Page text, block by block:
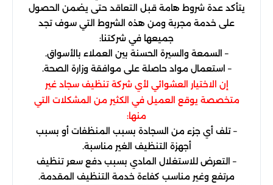
يتأكد عدة شروط هامة قبل التعاقد حتى يضمن الحصول
على خدمة مجربة ومن هذه الشروط التي سوف تجد
جميعها في شركتنا:
– السمعة والسيرة الحسنة بين العملاء بالأسواق.
– استعمال مواد حاصلة على موافقة وزارة الصحة.
إن الاختيار العشوائي لأي شركة تنظيف سجاد غير
متخصصة يوقع العميل في الكثير من المشكلات التي
منها:
– تلف أي جزء من السجادة بسبب المنظفات أو بسبب
أجهزة التنظيف الغير مناسبة.
– التعرض للاستغلال المادي بسبب دفع سعر تنظيف
مرتفع وغير مناسب كفاءة خدمة التنظيف المقدمة.